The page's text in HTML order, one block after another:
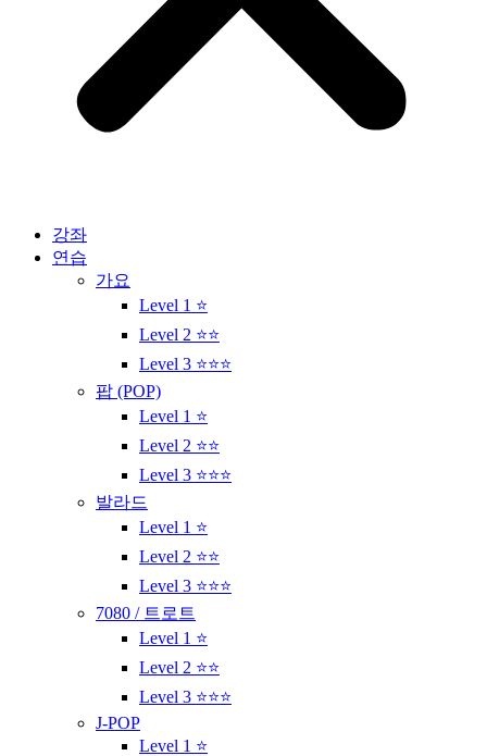
강좌
연습
가요
Level 1 ⭐
Level 2 ⭐⭐
Level 3 ⭐⭐⭐
팝 (POP)
Level 1 ⭐
Level 2 ⭐⭐
Level 3 ⭐⭐⭐
발라드
Level 1 ⭐
Level 2 ⭐⭐
Level 3 ⭐⭐⭐
7080 / 트로트
Level 1 ⭐
Level 2 ⭐⭐
Level 3 ⭐⭐⭐
J-POP
Level 1 ⭐